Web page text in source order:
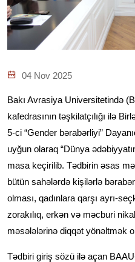
04 Nov 2025
Bakı Avrasiya Universitetində
kafedrasının təşkilatçılığı ilə
5-ci “Gender bərabərliyi”
uyğun olaraq “Dünya
masa keçirilib. Tədbirin əsas
bütün sahələrdə kişilərlə
olması, qadınlara qarşı ayrı-
zorakılıq, erkən və məcburi
məsələlərinə diqqət yönəltmək
Tədbiri giriş sözü ilə açan